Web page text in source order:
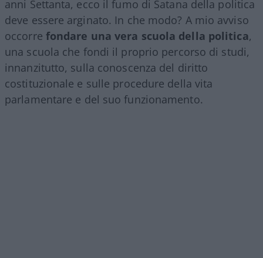
anni Settanta, ecco il fumo di Satana della politica
deve essere arginato. In che modo? A mio avviso
occorre fondare una vera scuola della politica,
una scuola che fondi il proprio percorso di studi,
innanzitutto, sulla conoscenza del diritto
costituzionale e sulle procedure della vita
parlamentare e del suo funzionamento.